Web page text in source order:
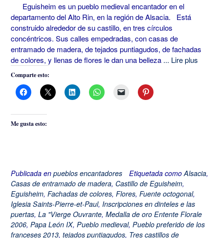
Eguisheim es un pueblo medieval encantador en el
departamento del Alto Rin, en la región de Alsacia. Está
construido alrededor de su castillo, en tres círculos
concéntricos. Sus calles empedradas, con casas de
entramado de madera, de tejados puntiagudos, de fachadas
de colores, y llenas de flores le dan una belleza ... Lire plus
Comparte esto:
Me gusta esto:
Publicada en pueblos encantadores Etiquetada como Alsacia,
Casas de entramado de madera, Castillo de Eguisheim,
Eguisheim, Fachadas de colores, Flores, Fuente octogonal,
Iglesia Saints-Pierre-et-Paul, Inscripciones en dinteles e las
puertas, La "Vierge Ouvrante, Medalla de oro Entente Florale
2006, Papa León IX, Pueblo medieval, Pueblo preferido de los
franceses 2013, tejados puntiagudos, Tres castillos de